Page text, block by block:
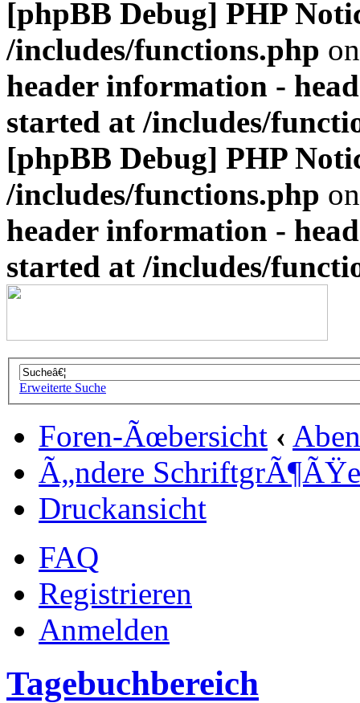
[phpBB Debug] PHP
/includes/functions.php
header information -
started at /includes/
[phpBB Debug] PHP
/includes/functions.php
header information -
started at /includes/
Erweiterte Suche
Foren-Ãœbersicht ‹
Ã„ndere SchriftgrÃ¶ÃŸe
Druckansicht
FAQ
Registrieren
Anmelden
Tagebuchbereich